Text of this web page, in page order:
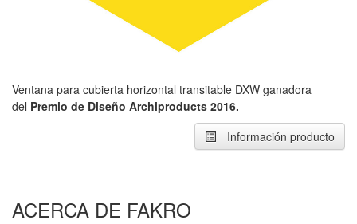
Ventana para cubierta horizontal transitable DXW ganadora
del Premio de Diseño Archiproducts 2016.
Información producto
ACERCA DE FAKRO